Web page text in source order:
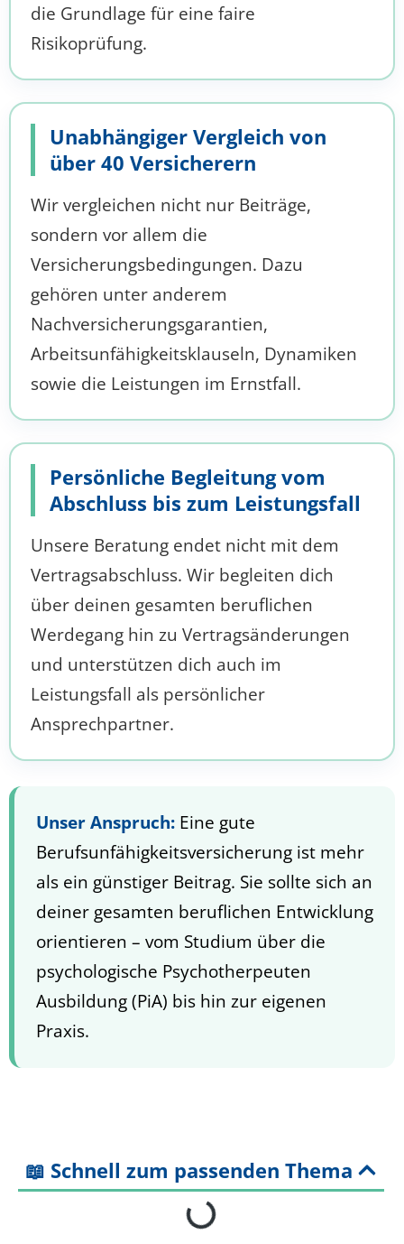
die Grundlage für eine faire
Risikoprüfung.
Unabhängiger Vergleich von
über 40 Versicherern
Wir vergleichen nicht nur Beiträge,
sondern vor allem die
Versicherungsbedingungen. Dazu
gehören unter anderem
Nachversicherungsgarantien,
Arbeitsunfähigkeitsklauseln, Dynamiken
sowie die Leistungen im Ernstfall.
Persönliche Begleitung vom
Abschluss bis zum Leistungsfall
Unsere Beratung endet nicht mit dem
Vertragsabschluss. Wir begleiten dich
über deinen gesamten beruflichen
Werdegang hin zu Vertragsänderungen
und unterstützen dich auch im
Leistungsfall als persönlicher
Ansprechpartner.
Unser Anspruch: Eine gute
Berufsunfähigkeitsversicherung ist mehr
als ein günstiger Beitrag. Sie sollte sich an
deiner gesamten beruflichen Entwicklung
orientieren – vom Studium über die
psychologische Psychotherpeuten
Ausbildung (PiA) bis hin zur eigenen
Praxis.
📖 Schnell zum passenden Thema